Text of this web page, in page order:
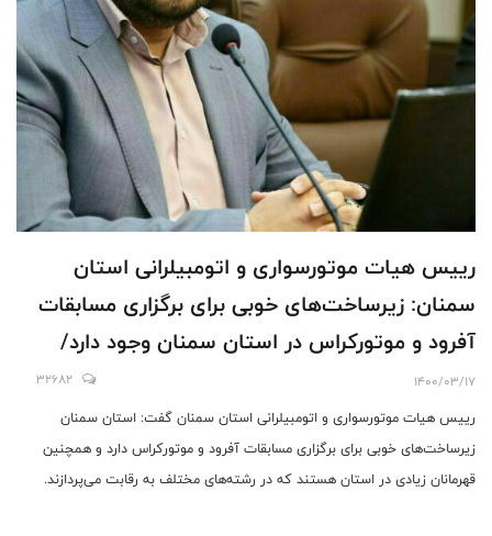
رییس هیات موتورسواری و اتومبیلرانی استان
سمنان: زیرساخت‌های خوبی برای برگزاری مسابقات
آفرود و موتورکراس در استان سمنان وجود دارد/
نفرات برتر مسابقات موتورکراس به قهرمانی آسیا
اعزام می‌شوند
1400/03/17
32682
رییس هیات موتورسواری و اتومبیلرانی استان سمنان گفت: استان سمنان
زیرساخت‌های خوبی برای برگزاری مسابقات آفرود و موتورکراس دارد و همچنین
قهرمانان زیادی در استان هستند که در رشته‌های مختلف به رقابت می‌پردازند.